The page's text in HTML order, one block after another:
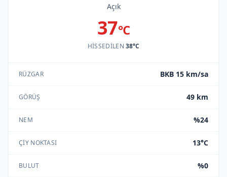
Açık
37°C
HISSEDILEN38°C
RÜZGAR BKB 15 km/sa
GÖRÜŞ 49 km
NEM %24
ÇIY NOKTASI 13°C
BULUT %0